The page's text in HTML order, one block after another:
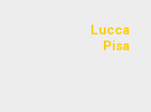
Lucca
Pisa